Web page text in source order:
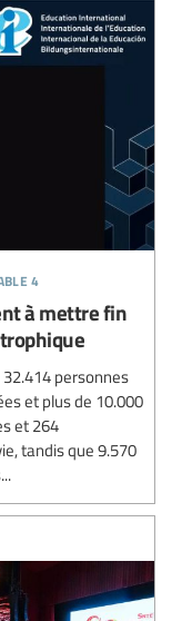
4
à mettre fin
32.414 personnes
et plus de 10.000
et 264
tandis que 9.570